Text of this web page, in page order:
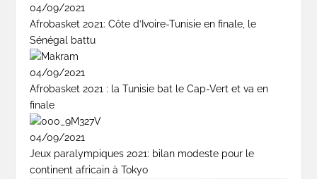
04/09/2021
Afrobasket 2021: Côte d’Ivoire-Tunisie en finale, le
Sénégal battu
04/09/2021
Afrobasket 2021 : la Tunisie bat le Cap-Vert et va en
finale
04/09/2021
Jeux paralympiques 2021: bilan modeste pour le
continent africain à Tokyo